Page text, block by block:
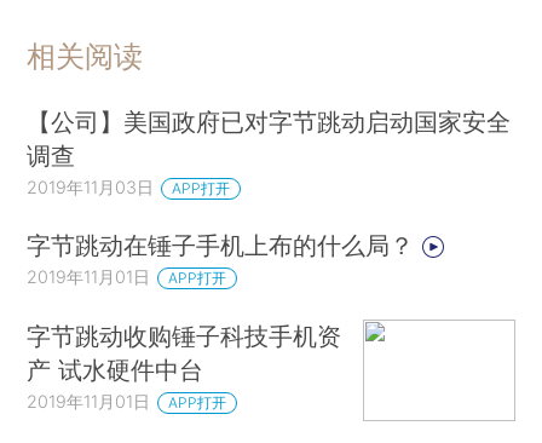
相关阅读
【公司】美国政府已对字节跳动启动国家安全
调查
2019年11月03日 APP打开
字节跳动在锤子手机上布的什么局？
2019年11月01日 APP打开
字节跳动收购锤子科技手机资
产 试水硬件中台
2019年11月01日 APP打开